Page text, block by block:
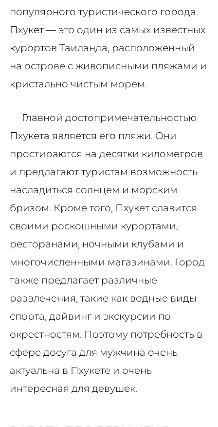
популярного туристического города.
Пхукет — это один из самых известных
курортов Таиланда, расположенный
на острове с живописными пляжами и
кристально чистым морем.
Главной достопримечательностью
Пхукета является его пляжи. Они
простираются на десятки километров
и предлагают туристам возможность
насладиться солнцем и морским
бризом. Кроме того, Пхукет славится
своими роскошными курортами,
ресторанами, ночными клубами и
многочисленными магазинами. Город
также предлагает различные
развлечения, такие как водные виды
спорта, дайвинг и экскурсии по
окрестностям. Поэтому потребность в
сфере досуга для мужчина очень
актуальна в Пхукете и очень
интересная для девушек.